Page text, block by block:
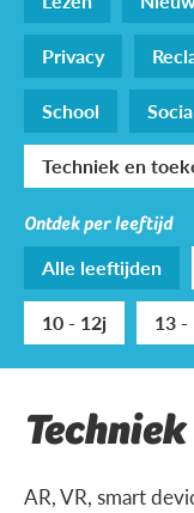
Privacy
School
Techniek en
Ontdek per leeftijd
Alle leeftijden
10 - 12j
13 -
AR, VR, smart